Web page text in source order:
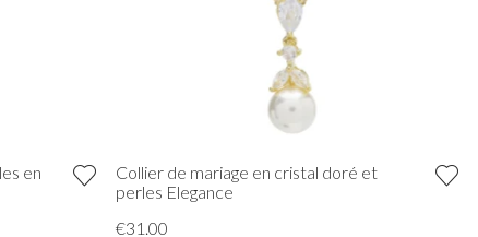
en
Collier de mariage en cristal doré et
perles Elegance
€31.00